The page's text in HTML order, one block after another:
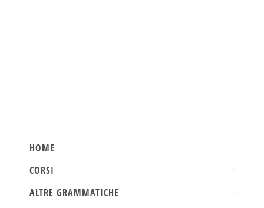
HOME
CORSI
ALTRE GRAMMATICHE